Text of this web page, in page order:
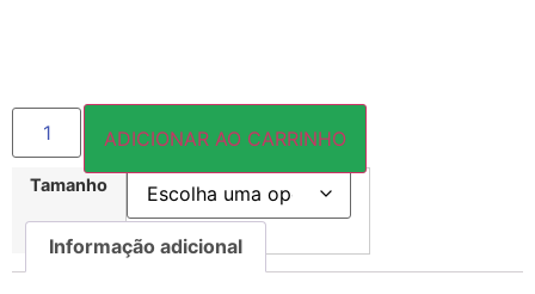
Tamanho
ADICIONAR AO CARRINHO
Informação adicional